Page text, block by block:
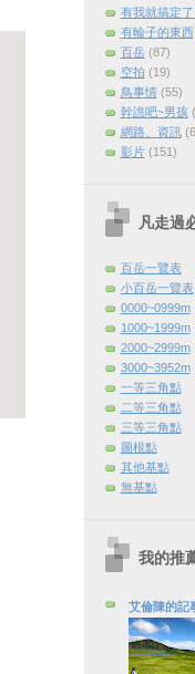
有我就搞定
有輪子的東西
百岳 (87)
空拍 (19)
鳥事情 (55)
幹譙吧~男孩
網路、資訊
影片 (151)
凡走過
百岳一覽表
小百岳一覽表
0000~0999m
1000~1999m
2000~2999m
3000~3952m
一等三角點
二等三角點
三等三角點
圖根點
其他基點
無基點
我的推
艾倫陳的記